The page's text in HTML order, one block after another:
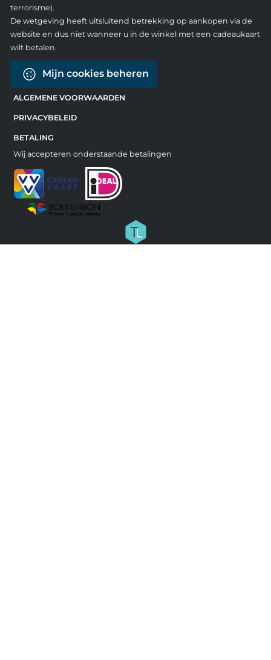
terrorisme).
De wetgeving heeft uitsluitend betrekking op aankopen via de
website en dus niet wanneer u in de winkel met een cadeaukaart
wilt betalen.
Mijn cookies beheren
ALGEMENE VOORWAARDEN
PRIVACYBELEID
BETALING
Wij accepteren onderstaande betalingen